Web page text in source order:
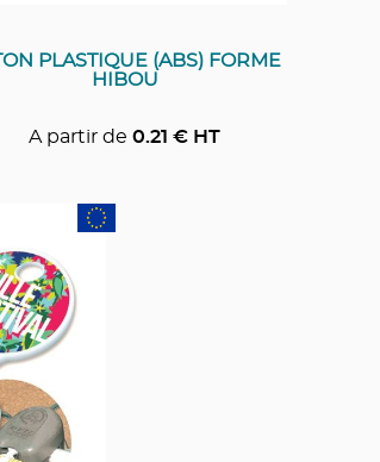
PLASTIQUE (ABS) FORME
HIBOU
A partir de 0.21 € HT